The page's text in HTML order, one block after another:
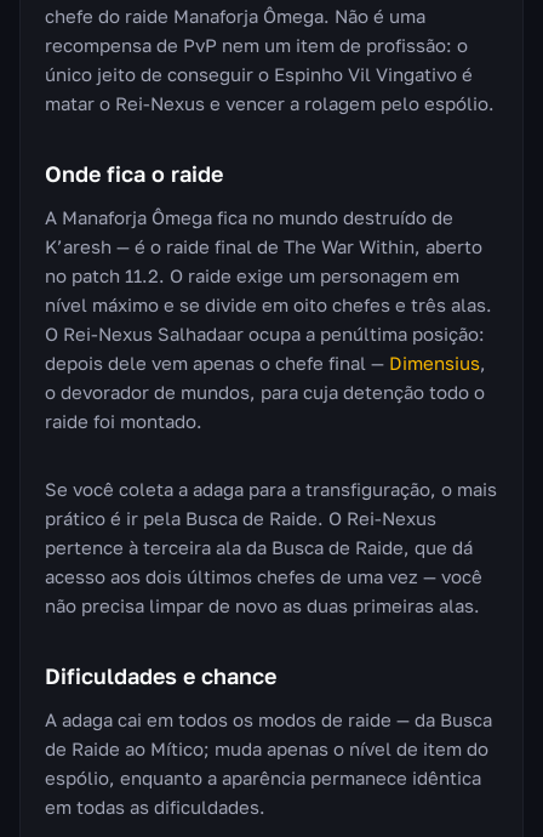
chefe do raide Manaforja Ômega. Não é uma
recompensa de PvP nem um item de profissão: o
único jeito de conseguir o Espinho Vil Vingativo é
matar o Rei-Nexus e vencer a rolagem pelo espólio.
Onde fica o raide
A Manaforja Ômega fica no mundo destruído de
K’aresh — é o raide final de The War Within, aberto
no patch 11.2. O raide exige um personagem em
nível máximo e se divide em oito chefes e três alas.
O Rei-Nexus Salhadaar ocupa a penúltima posição:
depois dele vem apenas o chefe final — Dimensius,
o devorador de mundos, para cuja detenção todo o
raide foi montado.
Se você coleta a adaga para a transfiguração, o mais
prático é ir pela Busca de Raide. O Rei-Nexus
pertence à terceira ala da Busca de Raide, que dá
acesso aos dois últimos chefes de uma vez — você
não precisa limpar de novo as duas primeiras alas.
Dificuldades e chance
A adaga cai em todos os modos de raide — da Busca
de Raide ao Mítico; muda apenas o nível de item do
espólio, enquanto a aparência permanece idêntica
em todas as dificuldades.